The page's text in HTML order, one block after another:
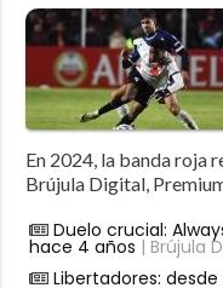
En 2024, la banda roja
Brújula Digital,
Duelo crucial:
hace 4 años | Brújula
Libertadores: